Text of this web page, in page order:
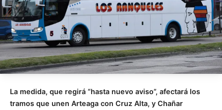
La medida, que regirá “hasta nuevo aviso”, afectará los
tramos que unen Arteaga con Cruz Alta, y Chañar